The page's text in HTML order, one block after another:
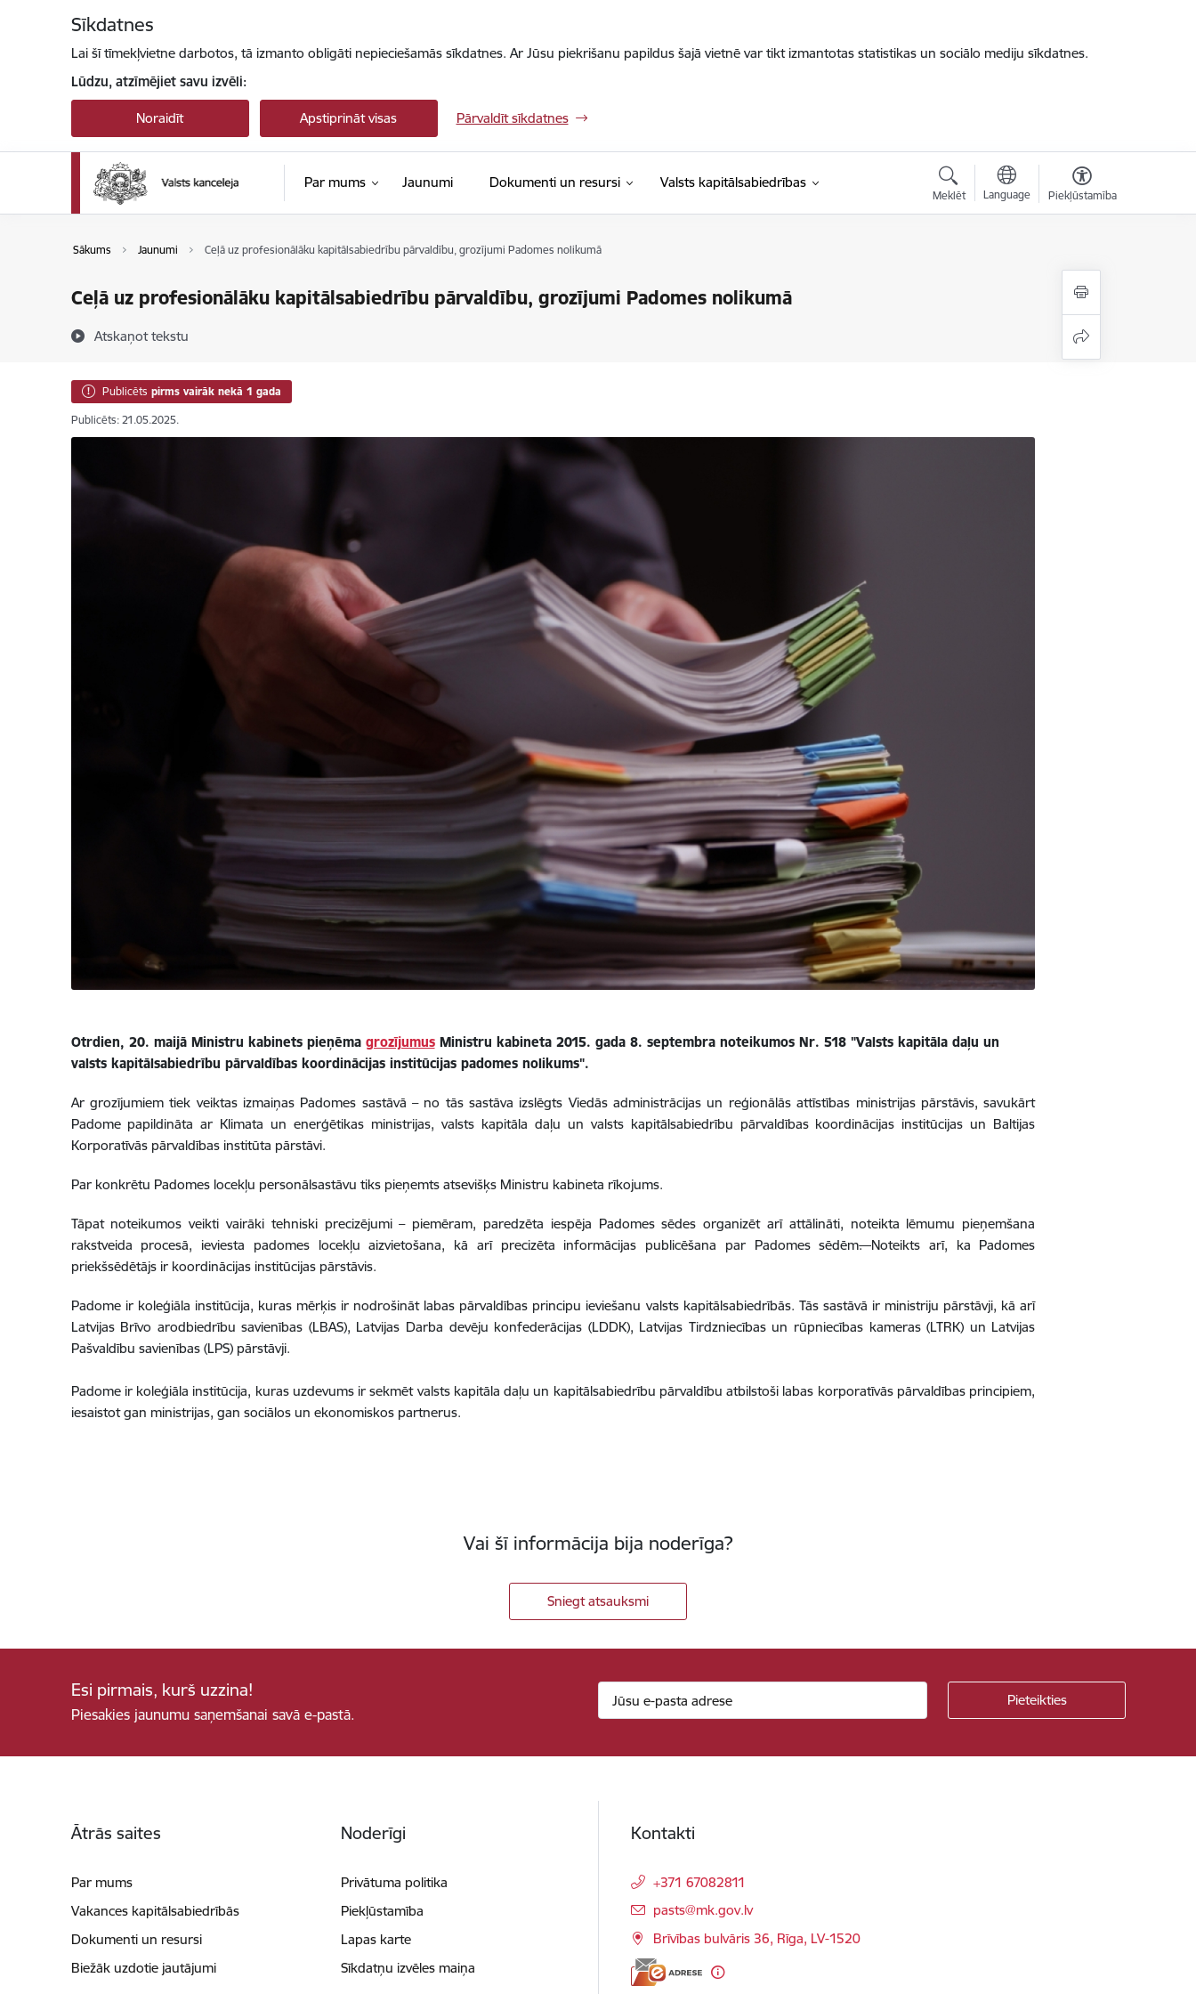
Sīkdatnes
Lai šī tīmekļvietne darbotos, tā izmanto obligāti nepieciešamās sīkdatnes. Ar Jūsu piekrišanu papildus šajā vietnē var tikt izmantotas statistikas un sociālo mediju sīkdatnes.
Lūdzu, atzīmējiet savu izvēli:
Noraidīt Apstiprināt visas Pārvaldīt sīkdatnes
Par mums Jaunumi Dokumenti un resursi Valsts kapitālsabiedrības
Meklēt Language Piekļūstamība
Sākums Jaunumi Ceļā uz profesionālāku kapitālsabiedrību pārvaldību, grozījumi Padomes nolikumā
Ceļā uz profesionālāku kapitālsabiedrību pārvaldību, grozījumi Padomes nolikumā
Atskaņot tekstu
Publicēts pirms vairāk nekā 1 gada
Publicēts: 21.05.2025.
Otrdien, 20. maijā Ministru kabinets pieņēma grozījumusMinistru kabineta 2015. gada 8. septembra noteikumos Nr. 518 "Valsts kapitāla daļu un
valsts kapitālsabiedrību pārvaldības koordinācijas institūcijas padomes nolikums".
Ar grozījumiem tiek veiktas izmaiņas Padomes sastāvā – no tās sastāva izslēgts Viedās administrācijas un reģionālās attīstības ministrijas pārstāvis, savukārt
Padome papildināta ar Klimata un enerģētikas ministrijas, valsts kapitāla daļu un valsts kapitālsabiedrību pārvaldības koordinācijas institūcijas un Baltijas
Korporatīvās pārvaldības institūta pārstāvi.
Par konkrētu Padomes locekļu personālsastāvu tiks pieņemts atsevišķs Ministru kabineta rīkojums.
Tāpat noteikumos veikti vairāki tehniski precizējumi – piemēram, paredzēta iespēja Padomes sēdes organizēt arī attālināti, noteikta lēmumu pieņemšana
rakstveida procesā, ieviesta padomes locekļu aizvietošana, kā arī precizēta informācijas publicēšana par Padomes sēdēm.Noteikts arī, ka Padomes
priekšsēdētājs ir koordinācijas institūcijas pārstāvis.
Padome ir koleģiāla institūcija, kuras mērķis ir nodrošināt labas pārvaldības principu ieviešanu valsts kapitālsabiedrībās. Tās sastāvā ir ministriju pārstāvji, kā arī
Latvijas Brīvo arodbiedrību savienības (LBAS), Latvijas Darba devēju konfederācijas (LDDK), Latvijas Tirdzniecības un rūpniecības kameras (LTRK) un Latvijas
Pašvaldību savienības (LPS) pārstāvji.
Padome ir koleģiāla institūcija, kuras uzdevums ir sekmēt valsts kapitāla daļu un kapitālsabiedrību pārvaldību atbilstoši labas korporatīvās pārvaldības principiem,
iesaistot gan ministrijas, gan sociālos un ekonomiskos partnerus.
Vai šī informācija bija noderīga?
Sniegt atsauksmi
Esi pirmais, kurš uzzina!
Piesakies jaunumu saņemšanai savā e-pastā.
Ātrās saites
Par mums
Vakances kapitālsabiedrībās
Dokumenti un resursi
Biežāk uzdotie jautājumi
Noderīgi
Privātuma politika
Piekļūstamība
Lapas karte
Sīkdatņu izvēles maiņa
Kontakti
+371 67082811
E-pasts:
pasts@mk.gov.lv
Brīvības bulvāris 36, Rīga, LV-1520